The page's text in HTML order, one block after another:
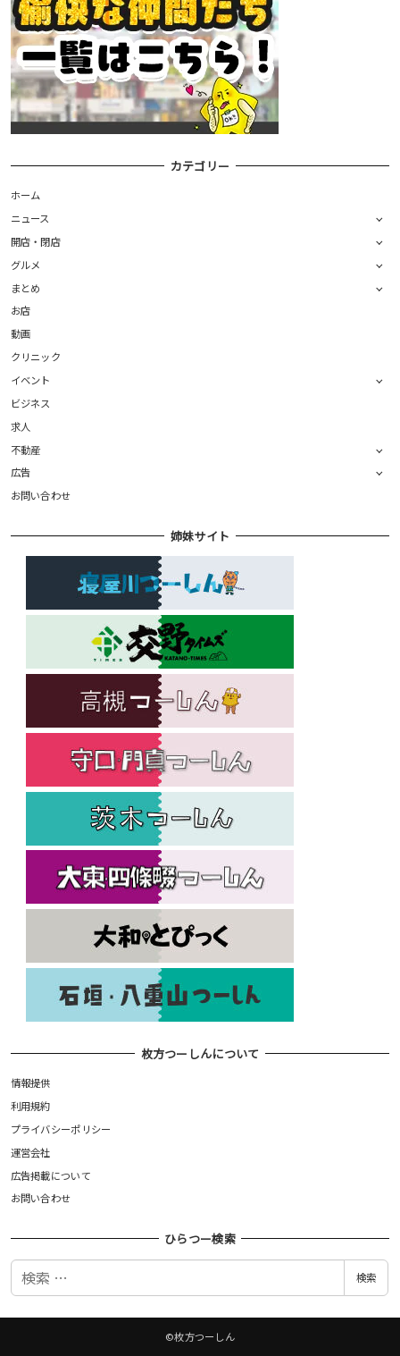
カテゴリー
ホーム
ニュース
開店・閉店
グルメ
まとめ
お店
動画
クリニック
イベント
ビジネス
求人
不動産
広告
お問い合わせ
姉妹サイト
枚方つーしんについて
情報提供
利用規約
プライバシーポリシー
運営会社
広告掲載について
お問い合わせ
ひらつー検索
検
検索
©枚方つーしん